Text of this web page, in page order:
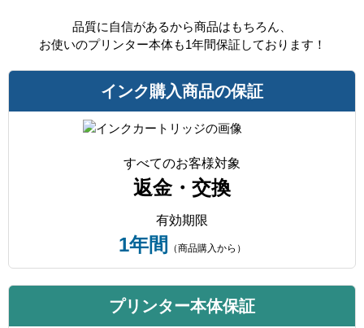
品質に自信があるから商品はもちろん、
お使いのプリンター本体も1年間保証しております！
インク購入商品の保証
すべてのお客様対象
返金・交換
有効期限
1年間 （商品購入から）
プリンター本体保証